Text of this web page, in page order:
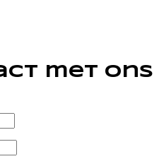
met ons